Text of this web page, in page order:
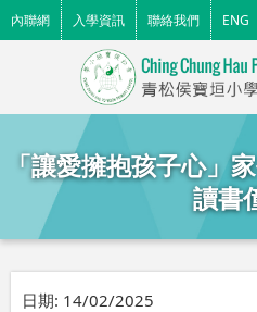
內聯網 入學資訊 聯絡我們 ENG
「讓愛擁抱孩子心」
讀書
日期: 14/02/2025